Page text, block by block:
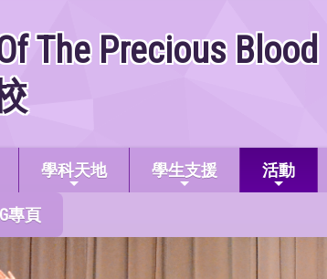
The Precious Blood
學科天地 學生支援 活動
專頁